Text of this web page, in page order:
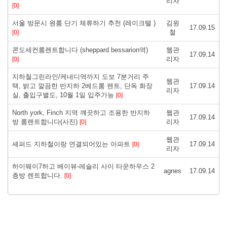
[0]
서울 방문시 원룸 단기 체류하기 추천 (레이크텔 )
[0]
김원
철
17.09.15
콘도세컨룸렌트합니다 (sheppard bessarion역)
[0]
웹관
리자
17.09.14
지하철그린라인/케네디역까지 도보 7분거리 주
택, 밝고 깔끔한 반지하 2베드룸 렌트, 단독 화장
실, 출입구별도, 10월 1일 입주가능 [0]
웹관
리자
17.09.14
North york, Finch 지역 꺠끗하고 조용한 반지하
방 룸렌트합니다(사진) [0]
웹관
리자
17.09.14
셰퍼드 지하철이랑 연결되어있는 아파트 [0]
웹관
리자
17.09.14
하이웨이7하고 베이뷰-레슬리 사이 타운하우스 2
층방 렌트합니다. [0]
agnes 17.09.14